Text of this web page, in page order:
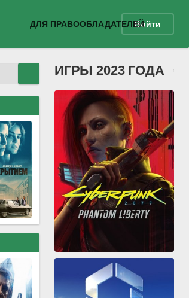
ДЛЯ ПРАВООБЛАДАТЕЛЕЙВойти
ИГРЫ 2023 ГОДА